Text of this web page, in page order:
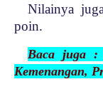
Nilainya
poin.
Baca juga :
Kemenangan,